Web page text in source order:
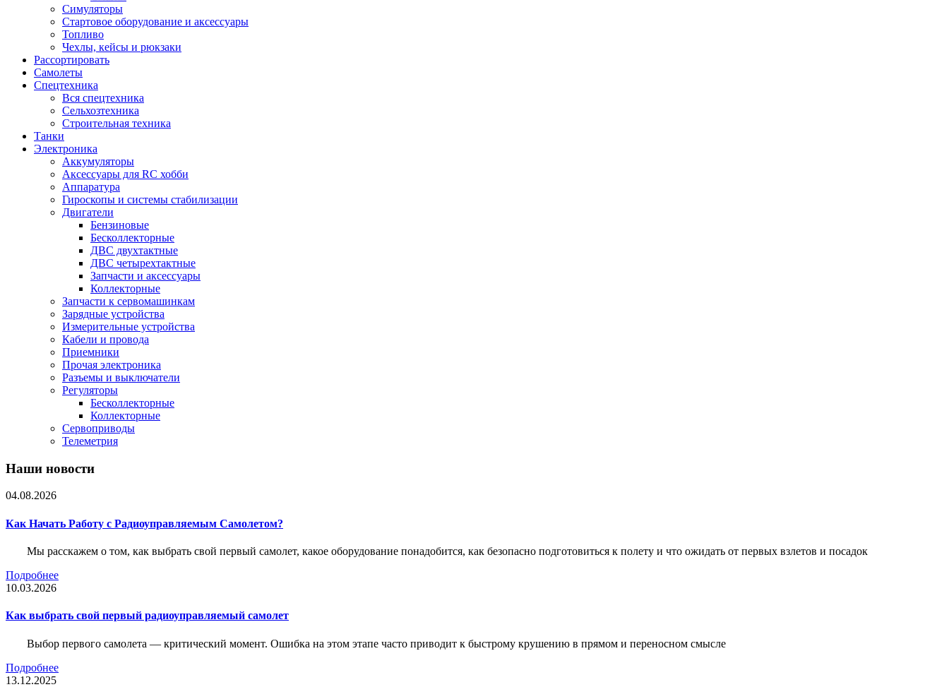
Симуляторы
Стартовое оборудование и аксессуары
Топливо
Чехлы, кейсы и рюкзаки
Рассортировать
Самолеты
Спецтехника
Вся спецтехника
Сельхозтехника
Строительная техника
Танки
Электроника
Аккумуляторы
Аксессуары для RC хобби
Аппаратура
Гироскопы и системы стабилизации
Двигатели
Бензиновые
Бесколлекторные
ДВС двухтактные
ДВС четырехтактные
Запчасти и аксессуары
Коллекторные
Запчасти к сервомашинкам
Зарядные устройства
Измерительные устройства
Кабели и провода
Приемники
Прочая электроника
Разъемы и выключатели
Регуляторы
Бесколлекторные
Коллекторные
Сервоприводы
Телеметрия
Наши новости
04.08.2026
Как Начать Работу с Радиоуправляемым Самолетом?
Мы расскажем о том, как выбрать свой первый самолет, какое оборудование понадобится, как безопасно подготовиться к полету и что ожидать от первых взлетов и посадок
Подробнее
10.03.2026
Как выбрать свой первый радиоуправляемый самолет
Выбор первого самолета — критический момент. Ошибка на этом этапе часто приводит к быстрому крушению в прямом и переносном смысле
Подробнее
13.12.2025